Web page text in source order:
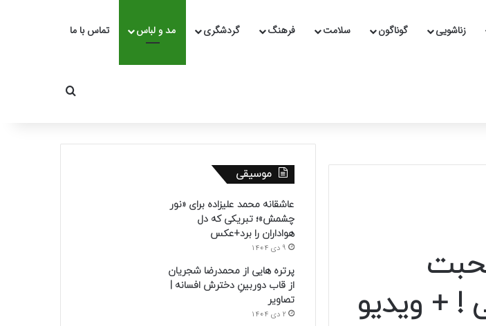
زناشویی گوناگون سلامت فرهنگ گردشگری مد و لباس تماس با ما
جستجو برای
! + ویدیو
موسیقی
عاشقانه محمد علیزاده برای «نور
چشمش»؛ تبریکی که دل
هواداران را برد+عکس
9 دی 1404
پرتره هایی از محمدرضا شجریان
از قاب دوربینِ دخترش افسانه |
تصاویر
2 دی 1404